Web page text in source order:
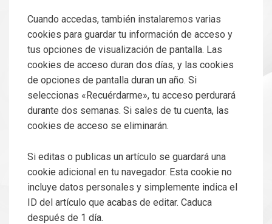
Cuando accedas, también instalaremos varias
cookies para guardar tu información de acceso y
tus opciones de visualización de pantalla. Las
cookies de acceso duran dos días, y las cookies
de opciones de pantalla duran un año. Si
seleccionas «Recuérdarme», tu acceso perdurará
durante dos semanas. Si sales de tu cuenta, las
cookies de acceso se eliminarán.
Si editas o publicas un artículo se guardará una
cookie adicional en tu navegador. Esta cookie no
incluye datos personales y simplemente indica el
ID del artículo que acabas de editar. Caduca
después de 1 día.